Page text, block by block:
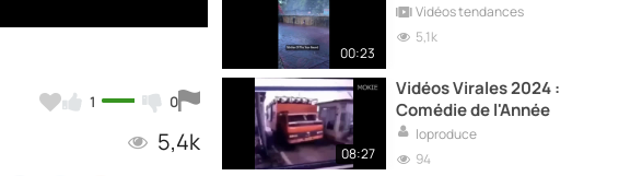
1 0
5,4k
00:23
Vidéos tendances
5,1k
08:27
Vidéos Virales 2024 :
Comédie de l'Année
loproduce
94